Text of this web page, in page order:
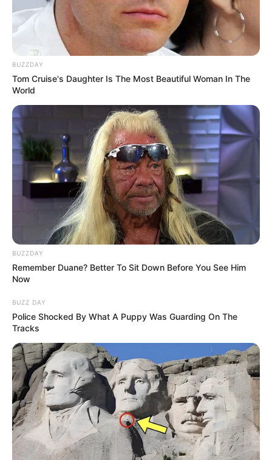
BUZZDAY
Tom Cruise's Daughter Is The Most Beautiful Woman In The
World
BUZZDAY
Remember Duane? Better To Sit Down Before You See Him
Now
BUZZ DAY
Police Shocked By What A Puppy Was Guarding On The
Tracks